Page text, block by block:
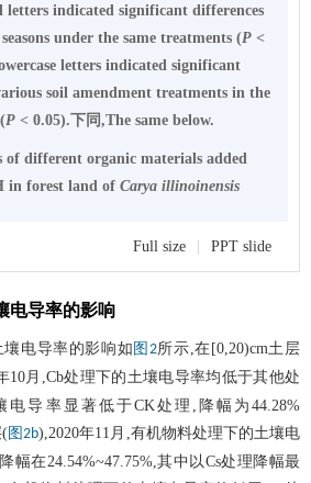
indicated significant differences
under the same treatments (P<
letters indicated significant
soil amendment treatments in the
P< 0.05).下同,The same below.
of different organic materials added
in forest land of Carya illinoinensis
Full size | PPT slide
电导率的影响
电导率的影响如 图2所示,在[0,20)cm土层
10月,Cb处理下的土壤电导率均低于其他处
电导率显著低于CK处理,降幅为44.28%
(图2b),2020年11月,有机物料处理下的土壤电
幅在24.54%~47.75%,其中以Cs处理降幅最